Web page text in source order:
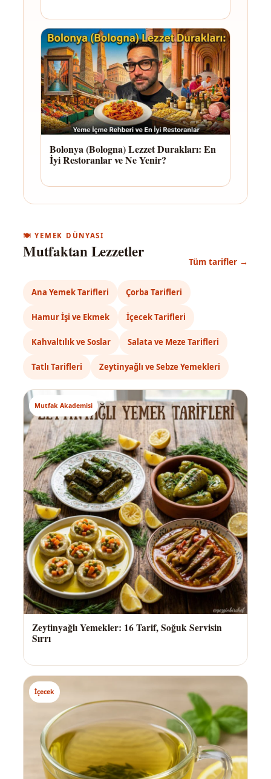
Bolonya (Bologna) Lezzet Durakları: En
İyi Restoranlar ve Ne Yenir?
🍽️ YEMEK DÜNYASI
Mutfaktan Lezzetler
Tüm tarifler →
Ana Yemek Tarifleri Çorba Tarifleri
Hamur İşi ve Ekmek İçecek Tarifleri
Kahvaltılık ve Soslar Salata ve Meze Tarifleri
Tatlı Tarifleri Zeytinyağlı ve Sebze Yemekleri
Mutfak Akademisi
Zeytinyağlı Yemekler: 16 Tarif, Soğuk Servisin
Sırrı
İçecek